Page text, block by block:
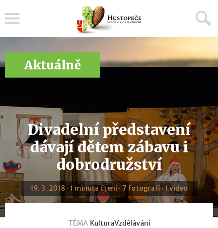
Aktuálně
Divadelní představení
dávají dětem zábavu i
dobrodružství
19. 3. 2018 · 1 minuta čtení · 7 fotografí · 1 video
TÉMA KulturaVzdělávání